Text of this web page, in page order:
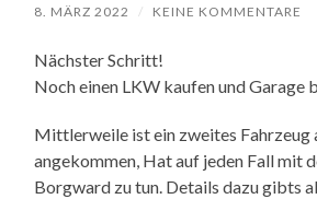
8. MÄRZ 2022 / KEINE KOMMENTARE
Nächster Schritt!
Noch einen LKW kaufen und Garage
Mittlerweile ist ein zweites Fahrzeug
angekommen, Hat auf jeden Fall mit
Borgward zu tun. Details dazu gibts